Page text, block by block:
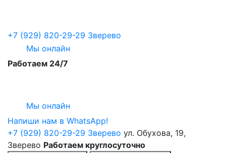
+7 (929) 820-29-29 Зверево
Мы онлайн
Работаем 24/7
Мы онлайн
Напиши нам в WhatsApp!
+7 (929) 820-29-29 Зверево ул. Обухова, 19,
Зверево Работаем круглосуточно